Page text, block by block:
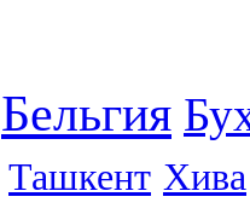
Бельгия
Ташкент Хива